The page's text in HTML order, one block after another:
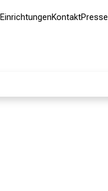
EinrichtungenKontaktPresse